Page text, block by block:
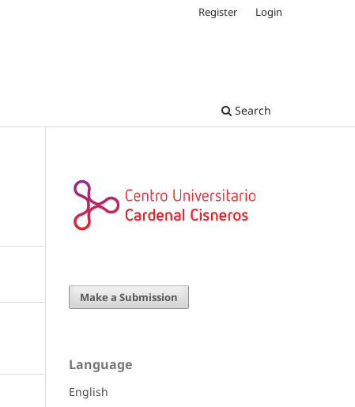
Search
Register Login
Make a Submission
Language
English